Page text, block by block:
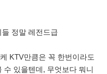
정말 레전드급
KTV만큼은 꼭 한번이라도
수 있을텐데, 무엇보다 뭐니